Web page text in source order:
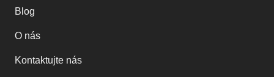
Blog
O nás
Kontaktujte nás